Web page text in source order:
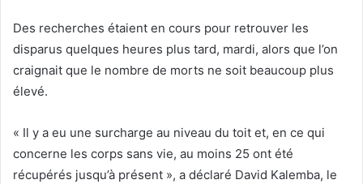
Des recherches étaient en cours pour retrouver les
disparus quelques heures plus tard, mardi, alors que l’on
craignait que le nombre de morts ne soit beaucoup plus
élevé.
« Il y a eu une surcharge au niveau du toit et, en ce qui
concerne les corps sans vie, au moins 25 ont été
récupérés jusqu’à présent », a déclaré David Kalemba, le